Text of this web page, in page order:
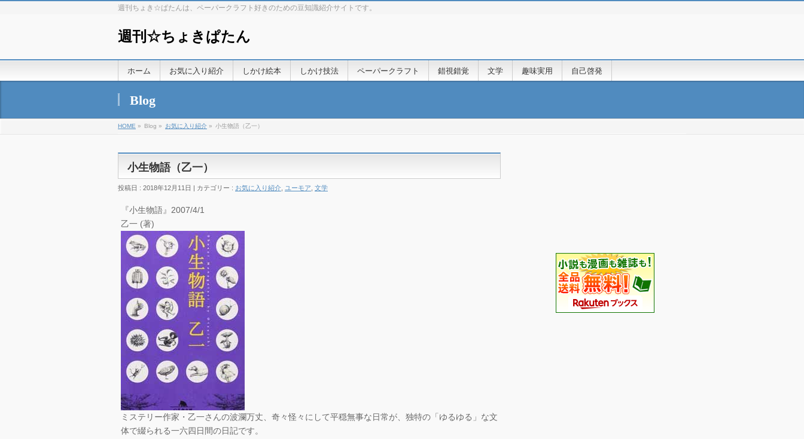
週刊ちょき☆ぱたんは、ペーパークラフト好きのための豆知識紹介サイトです。
週刊☆ちょきぱたん
ホーム お気に入り紹介 しかけ絵本 しかけ技法 ペーパークラフト 錯視錯覚 文学 趣味実用 自己啓発
Blog
HOME » Blog » お気に入り紹介 » 小生物語（乙一）
小生物語（乙一）
投稿日 : 2018年12月11日 | カテゴリー : お気に入り紹介 ユーモア 文学
『小生物語』2007/4/1
乙一 (著)
ミステリー作家・乙一さんの波瀾万丈、奇々怪々にして平穏無事な日常が、独特の「ゆるゆる」な文
体で綴られる一六四日間の日記です。